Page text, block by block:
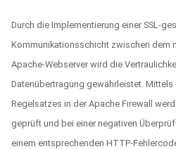
Durch die Implementierung einer SSL-
Kommunikationsschicht zwischen dem
Apache-Webserver wird die
Datenübertragung gewährleistet.
Regelsatzes in der Apache Firewall
geprüft und bei einer negativen
einem entsprechenden HTTP-